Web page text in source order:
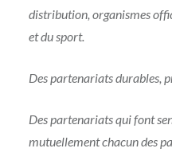
distribution, organismes
et du sport.
Des partenariats durables,
Des partenariats qui font
mutuellement chacun des